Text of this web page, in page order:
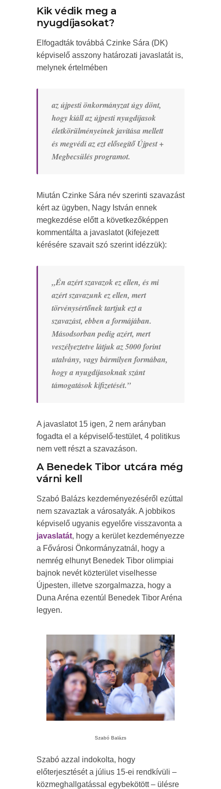
Kik védik meg a
nyugdíjasokat?
Elfogadták továbbá Czinke Sára (DK)
képviselő asszony határozati javaslatát is,
melynek értelmében
az újpesti önkormányzat úgy dönt,
hogy kiáll az újpesti nyugdíjasok
életkörülményeinek javítása mellett
és megvédi az ezt elősegítő Újpest +
Megbecsülés programot.
Miután Czinke Sára név szerinti szavazást
kért az ügyben, Nagy István ennek
megkezdése előtt a következőképpen
kommentálta a javaslatot (kifejezett
kérésére szavait szó szerint idézzük):
„Én azért szavazok ez ellen, és mi
azért szavazunk ez ellen, mert
törvénysértőnek tartjuk ezt a
szavazást, ebben a formájában.
Másodsorban pedig azért, mert
veszélyeztetve látjuk az 5000 forint
utalvány, vagy bármilyen formában,
hogy a nyugdíjasoknak szánt
támogatások kifizetését.”
A javaslatot 15 igen, 2 nem arányban
fogadta el a képviselő-testület, 4 politikus
nem vett részt a szavazáson.
A Benedek Tibor utcára még
várni kell
Szabó Balázs kezdeményezéséről ezúttal
nem szavaztak a városatyák. A jobbikos
képviselő ugyanis egyelőre visszavonta a
javaslatát, hogy a kerület kezdeményezze
a Fővárosi Önkormányzatnál, hogy a
nemrég elhunyt Benedek Tibor olimpiai
bajnok nevét közterület viselhesse
Újpesten, illetve szorgalmazza, hogy a
Duna Aréna ezentúl Benedek Tibor Aréna
legyen.
Szabó Balázs
Szabó azzal indokolta, hogy
előterjesztését a július 15-ei rendkívüli –
közmeghallgatással egybekötött – ülésre